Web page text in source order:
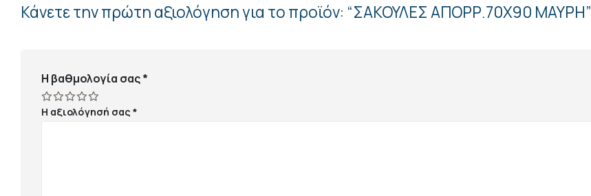
Κάνετε την πρώτη αξιολόγηση για το προϊόν: “ΣΑΚΟΥΛΕΣ ΑΠΟΡΡ.70Χ90 ΜΑΥΡΗ”
Η βαθμολογία σας*
Η αξιολόγησή σας*